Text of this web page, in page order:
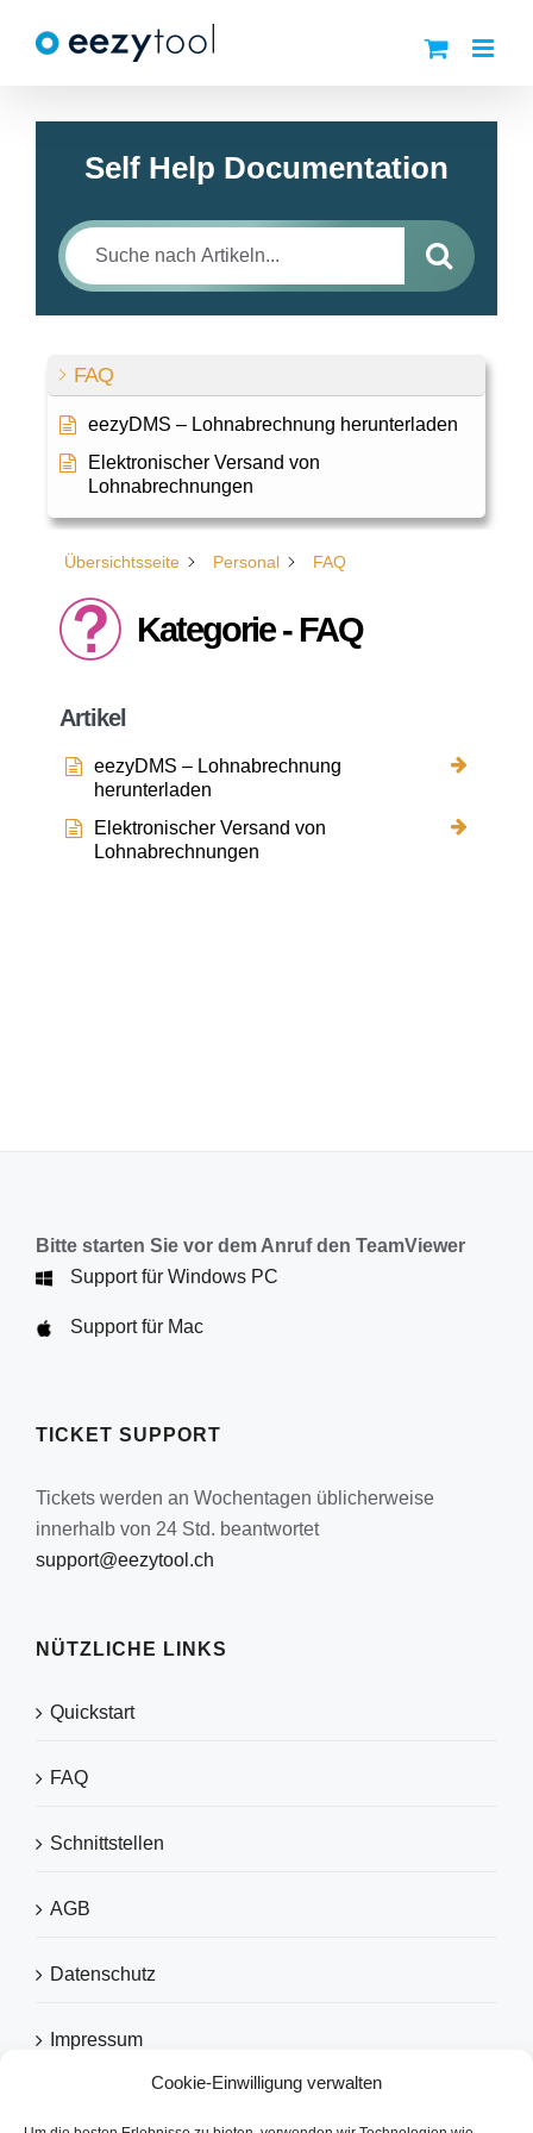
Cookie-Einwilligung verwalten
Inhalt
Self Help Documentation
FAQ
eezyDMS – Lohnabrechnung herunterladen
Elektronischer Versand von
Lohnabrechnungen
Übersichtsseite Personal FAQ
Kategorie - FAQ
Artikel
eezyDMS – Lohnabrechnung
herunterladen
Elektronischer Versand von
Lohnabrechnungen
Bitte starten Sie vor dem Anruf den TeamViewer
Support für Windows PC
Support für Mac
TICKET SUPPORT
Tickets werden an Wochentagen üblicherweise
innerhalb von 24 Std. beantwortet
support@eezytool.ch
NÜTZLICHE LINKS
Quickstart
FAQ
Schnittstellen
AGB
Datenschutz
Impressum